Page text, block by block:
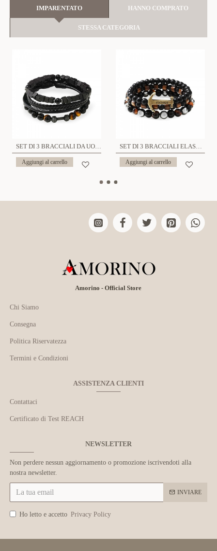
IMPARENTATO HANNO COMPRATO
STESSA CATEGORIA
SET DI 3 BRACCIALI DA UOMO CON PIETRE - DS2444B923
Aggiungi al carrello
SET DI 3 BRACCIALI ELASTICI DA UOMO CON PIETRE - DS2444B920
Aggiungi al carrello
Amorino - Official Store
Chi Siamo
Consegna
Politica Riservatezza
Termini e Condizioni
ASSISTENZA CLIENTI
Contattaci
Certificato di Test REACH
NEWSLETTER
Non perdere nessun aggiornamento o promozione iscrivendoti alla
nostra newsletter.
INVIARE
Ho letto e accetto Privacy Policy